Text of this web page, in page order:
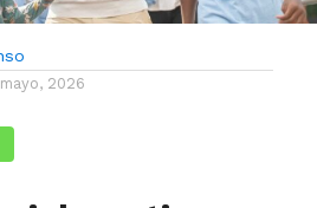
2026